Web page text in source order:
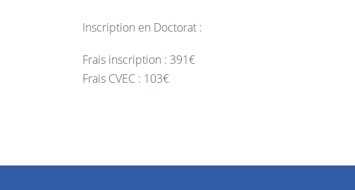
Inscription en Doctorat :
Frais inscription : 391€
Frais CVEC : 103€